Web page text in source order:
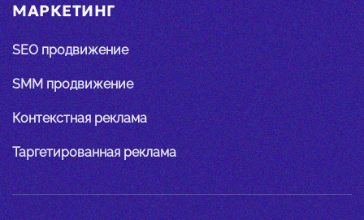
МАРКЕТИНГ
SEO продвижение
SMM продвижение
Контекстная реклама
Таргетированная реклама